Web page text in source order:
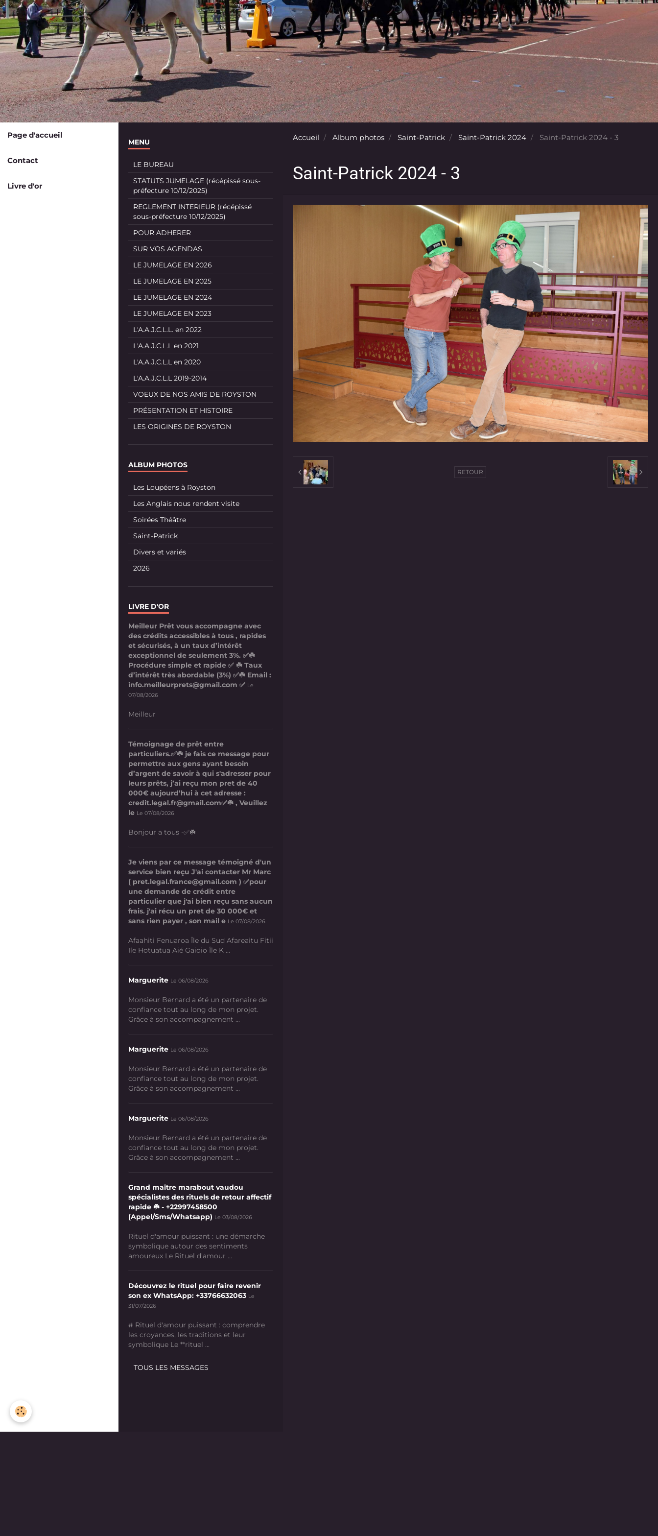
Page d'accueil
Contact
Livre d'or
Accueil Album photos Saint-Patrick Saint-Patrick 2024 Saint-Patrick 2024 - 3
Saint-Patrick 2024 - 3
RETOUR
MENU
LE BUREAU
STATUTS JUMELAGE (récépissé sous-
préfecture 10/12/2025)
REGLEMENT INTERIEUR (récépissé
sous-préfecture 10/12/2025)
POUR ADHERER
SUR VOS AGENDAS
LE JUMELAGE EN 2026
LE JUMELAGE EN 2025
LE JUMELAGE EN 2024
LE JUMELAGE EN 2023
L'A.A.J.C.L.L. en 2022
L'A.A.J.C.L.L en 2021
L'A.A.J.C.L.L en 2020
L'A.A.J.C.L.L 2019-2014
VOEUX DE NOS AMIS DE ROYSTON
PRÉSENTATION ET HISTOIRE
LES ORIGINES DE ROYSTON
ALBUM PHOTOS
Les Loupéens à Royston
Les Anglais nous rendent visite
Soirées Théâtre
Saint-Patrick
Divers et variés
2026
LIVRE D'OR
Meilleur Prêt vous accompagne avec
des crédits accessibles à tous , rapides
et sécurisés, à un taux d’intérêt
exceptionnel de seulement 3%. ✅☘️
Procédure simple et rapide ✅ ☘️ Taux
d’intérêt très abordable (3%) ✅☘️ Email :
info.meilleurprets@gmail.com ✅ Le
07/08/2026
Meilleur
Témoignage de prêt entre
particuliers.✅☘️ je fais ce message pour
permettre aux gens ayant besoin
d’argent de savoir à qui s'adresser pour
leurs prêts, j’ai reçu mon pret de 40
000€ aujourd’hui à cet adresse :
credit.legal.fr@gmail.com✅☘️ , Veuillez
le Le 07/08/2026
Bonjour a tous -✅☘️
Je viens par ce message témoigné d'un
service bien reçu J'ai contacter Mr Marc
( pret.legal.france@gmail.com ) ✅pour
une demande de crédit entre
particulier que j'ai bien reçu sans aucun
frais. j'ai récu un pret de 30 000€ et
sans rien payer , son mail e Le 07/08/2026
Afaahiti Fenuaroa Île du Sud Afareaitu Fitii
Ile Hotuatua Aié Gaioio Île K ...
Marguerite Le 06/08/2026
Monsieur Bernard a été un partenaire de
confiance tout au long de mon projet.
Grâce à son accompagnement ...
Marguerite Le 06/08/2026
Monsieur Bernard a été un partenaire de
confiance tout au long de mon projet.
Grâce à son accompagnement ...
Marguerite Le 06/08/2026
Monsieur Bernard a été un partenaire de
confiance tout au long de mon projet.
Grâce à son accompagnement ...
Grand maître marabout vaudou
spécialistes des rituels de retour affectif
rapide ☘️ - +22997458500
(Appel/Sms/Whatsapp) Le 03/08/2026
Rituel d'amour puissant : une démarche
symbolique autour des sentiments
amoureux Le Rituel d'amour ...
Découvrez le rituel pour faire revenir
son ex WhatsApp: +33766632063 Le
31/07/2026
# Rituel d'amour puissant : comprendre
les croyances, les traditions et leur
symbolique Le **rituel ...
TOUS LES MESSAGES